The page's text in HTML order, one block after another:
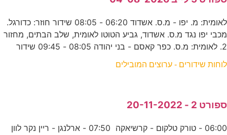
לאומית: מ. יפו - מ.ס. אשדוד 06:20 - 08:05 שידור חוזר: כדורגל.
מכבי יפו נגד מ.ס. אשדוד, גביע הטוטו לאומית, שלב הבתים, מחזור
2. לאומית: מ.ס. כפר קאסם - בני יהודה 08:05 - 09:45 שידור
לוחות שידורים - ערוצים המובילים
ספורט 2 - 20-11-2022
06:00 - טורק טלקום - קרשיאקה 07:50 - ארלנגן - ריין נקר לוון